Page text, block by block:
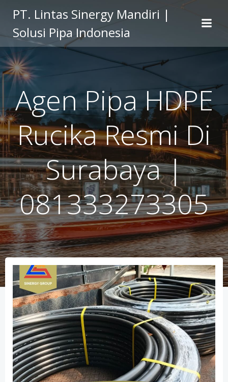
to
content
PT. Lintas Sinergy Mandiri |
Solusi Pipa Indonesia
Agen Pipa HDPE
Rucika Resmi Di
Surabaya |
081333273305